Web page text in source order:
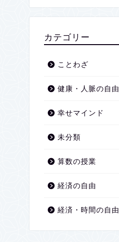
2026年2月
2026年1月
カテゴリー
ことわざ
健康・人脈の自由
幸せマインド
未分類
算数の授業
経済の自由
経済・時間の自由